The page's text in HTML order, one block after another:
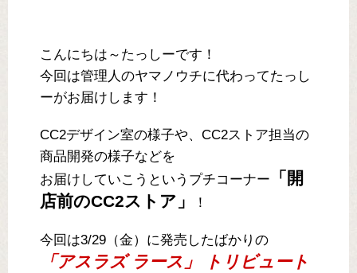
こんにちは～たっしーです！
今回は管理人のヤマノウチに代わってたっし
ーがお届けします！
CC2デザイン室の様子や、CC2ストア担当の
商品開発の様子などを
お届けしていこうというプチコーナー
「開
店前のCC2ストア」
！
今回は3/29（金）に発売したばかりの
「アスラズ ラース」 トリビュート